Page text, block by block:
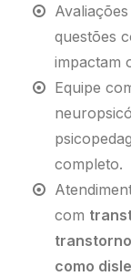
questões
impactam
Equipe
completo.
com
como